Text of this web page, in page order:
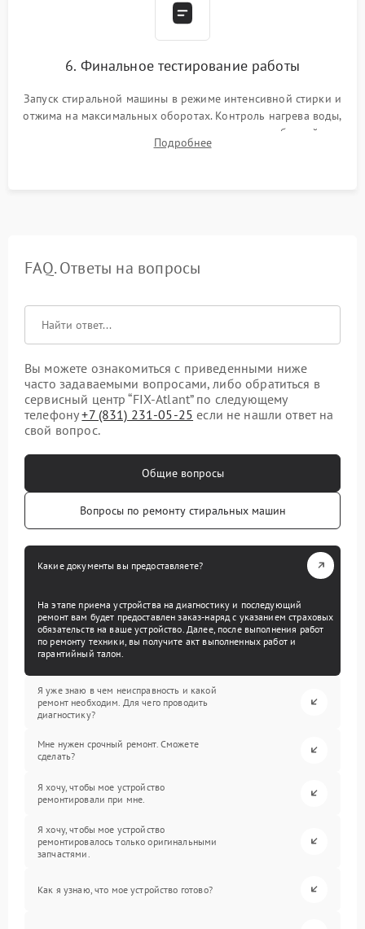
6. Финальное тестирование работы
Запуск стиральной машины в режиме интенсивной стирки и
отжима на максимальных оборотах. Контроль нагрева воды,
корректности слива, отсутствия излишних вибраций,
посторонних стуков и протечек под корпусом.
Подробнее
FAQ. Ответы на вопросы
Вы можете ознакомиться с приведенными ниже
часто задаваемыми вопросами, либо обратиться в
сервисный центр “FIX-Atlant” по следующему
телефону+7 (831) 231-05-25 если не нашли ответ на
свой вопрос.
Общие вопросы
Вопросы по ремонту стиральных машин
Какие документы вы предоставляете?
На этапе приема устройства на диагностику и последующий
ремонт вам будет предоставлен заказ-наряд с указанием страховых
обязательств на ваше устройство. Далее, после выполнения работ
по ремонту техники, вы получите акт выполненных работ и
гарантийный талон.
Я уже знаю в чем неисправность и какой
ремонт необходим. Для чего проводить
диагностику?
Мне нужен срочный ремонт. Сможете
сделать?
Я хочу, чтобы мое устройство
ремонтировали при мне.
Я хочу, чтобы мое устройство
ремонтировалось только оригинальными
запчастями.
Как я узнаю, что мое устройство готово?